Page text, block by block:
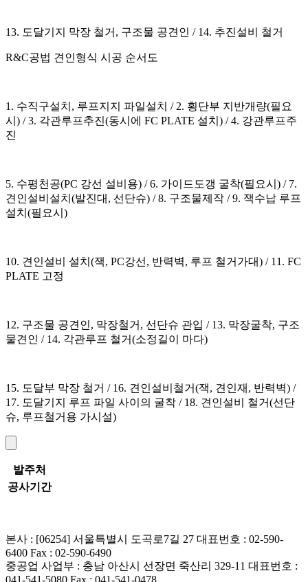
13. 도달기지 막장 철거, 구조물 공견인 / 14. 추진설비 철거
R&C공법 견인형식 시공 순서도
1. 수직구설치, 루프지지 파일설치 / 2. 횡단부 지반개량(필요
시) / 3. 각관루프추진(동시에 FC PLATE 설치) / 4. 강관루프주
진
5. 수평천공(PC 강선 설비용) / 6. 가이드도갱 굴착(필요시) / 7.
견인설비설치(발진대, 선단슈) / 8. 구조물제작 / 9. 잭수납 루프
설치(필요시)
10. 견인설비 설치(잭, PC강선, 반력벽, 루프 철거가대) / 11. FC
PLATE 고정
12. 구조물 공견인, 막장철거, 선단슈 관입 / 13. 막장굴착, 구조
물견인 / 14. 각관루프 철거(소정길이 마다)
15. 도달부 막장 철거 / 16. 견인설비철거(잭, 견인재, 반력벽) /
17. 도달기지 루프 파일 사이의 굴착 / 18. 견인설비 철거(선단
슈, 루프철거용 가시설)
발주처
공사기간
본사 : [06254] 서울특별시 도곡로7길 27 대표번호 : 02-590-
6400 Fax : 02-590-6490
중공업 사업부 : 충남 아산시 선장면 죽산리 329-11 대표번호 :
041-541-5080 Fax : 041-541-0478